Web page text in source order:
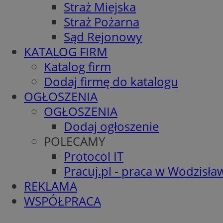
Straż Miejska
Straż Pożarna
Sąd Rejonowy
KATALOG FIRM
Katalog firm
Dodaj firmę do katalogu
OGŁOSZENIA
OGŁOSZENIA
Dodaj ogłoszenie
POLECAMY
Protocol IT
Pracuj.pl - praca w
REKLAMA
WSPÓŁPRACA